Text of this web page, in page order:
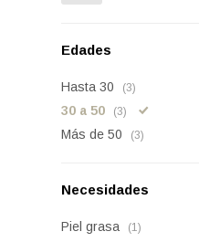
Edades
Hasta 30 (3)
30 a 50 (3)
Más de 50 (3)
Necesidades
Piel grasa (1)